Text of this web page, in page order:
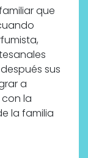
que
sus
a
la
la familia